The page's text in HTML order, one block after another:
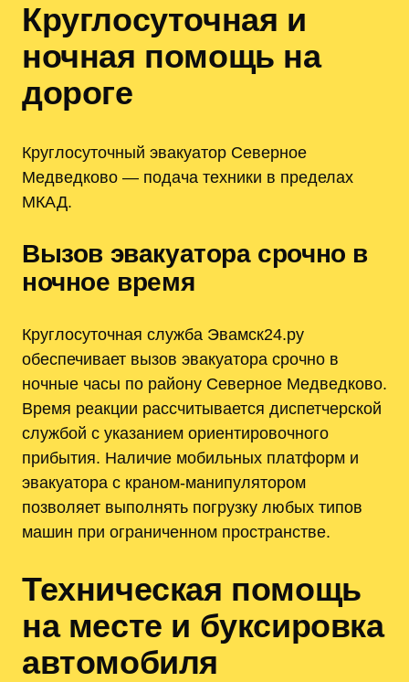
Круглосуточная и
ночная помощь на
дороге
Круглосуточный эвакуатор Северное
Медведково — подача техники в пределах
МКАД.
Вызов эвакуатора срочно в
ночное время
Круглосуточная служба Эвамск24.ру
обеспечивает вызов эвакуатора срочно в
ночные часы по району Северное Медведково.
Время реакции рассчитывается диспетчерской
службой с указанием ориентировочного
прибытия. Наличие мобильных платформ и
эвакуатора с краном-манипулятором
позволяет выполнять погрузку любых типов
машин при ограниченном пространстве.
Техническая помощь
на месте и буксировка
автомобиля